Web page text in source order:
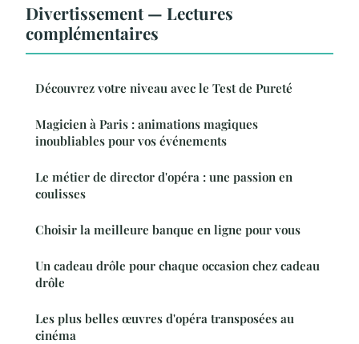
Divertissement — Lectures
complémentaires
Découvrez votre niveau avec le Test de Pureté
Magicien à Paris : animations magiques
inoubliables pour vos événements
Le métier de director d'opéra : une passion en
coulisses
Choisir la meilleure banque en ligne pour vous
Un cadeau drôle pour chaque occasion chez cadeau
drôle
Les plus belles œuvres d'opéra transposées au
cinéma